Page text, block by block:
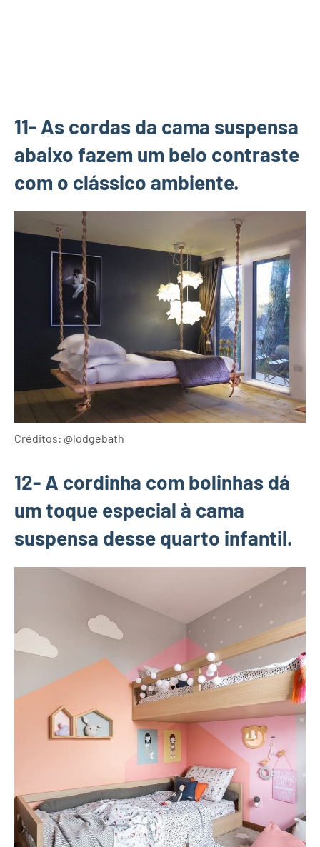
11- As cordas da cama suspensa
abaixo fazem um belo contraste
com o clássico ambiente.
Créditos: @lodgebath
12- A cordinha com bolinhas dá
um toque especial à cama
suspensa desse quarto infantil.